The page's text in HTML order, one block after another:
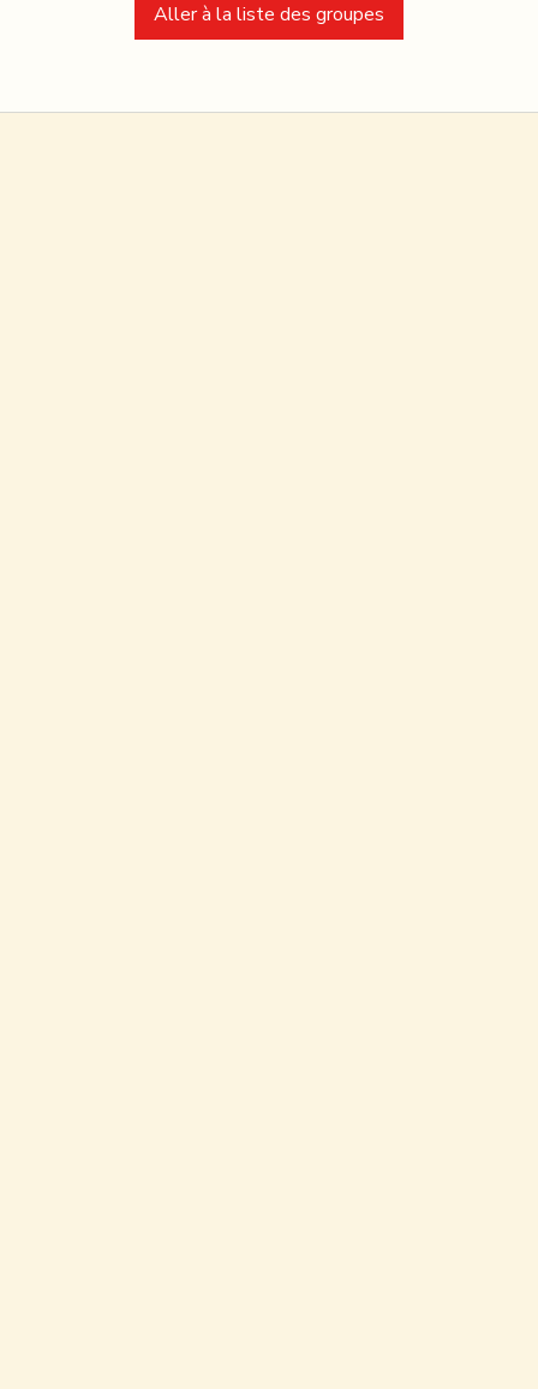
Aller à la liste des groupes